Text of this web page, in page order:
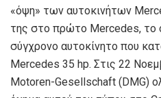
«όψη» των αυτοκινήτων
της στο πρώτο Mercedes, το
σύγχρονο αυτοκίνητο που
Mercedes 35 hp. Στις 22
Motoren-Gesellschaft (DMG)